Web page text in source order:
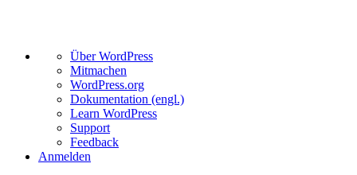
Über
WordPress
Über WordPress
Mitmachen
WordPress.org
Dokumentation (engl.)
Learn WordPress
Support
Feedback
Anmelden